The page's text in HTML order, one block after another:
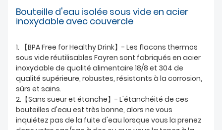
Bouteille d'eau isolée sous vide en acier
inoxydable avec couvercle
1. 【BPA Free for Healthy Drink】- Les flacons thermos
sous vide réutilisables Fayren sont fabriqués en acier
inoxydable de qualité alimentaire 18/8 et 304 de
qualité supérieure, robustes, résistants à la corrosion,
sûrs et sains.
2.【Sans sueur et étanche】- L'étanchéité de ces
bouteilles d'eau est très bonne, alors ne vous
inquiétez pas de la fuite d'eau lorsque vous la prenez